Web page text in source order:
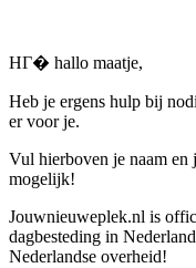
HГ� hallo maatje,
Heb je ergens hulp bij
er voor je.
Vul hierboven je naam en
mogelijk!
Jouwnieuweplek.nl is
dagbesteding in
Nederlandse overheid!